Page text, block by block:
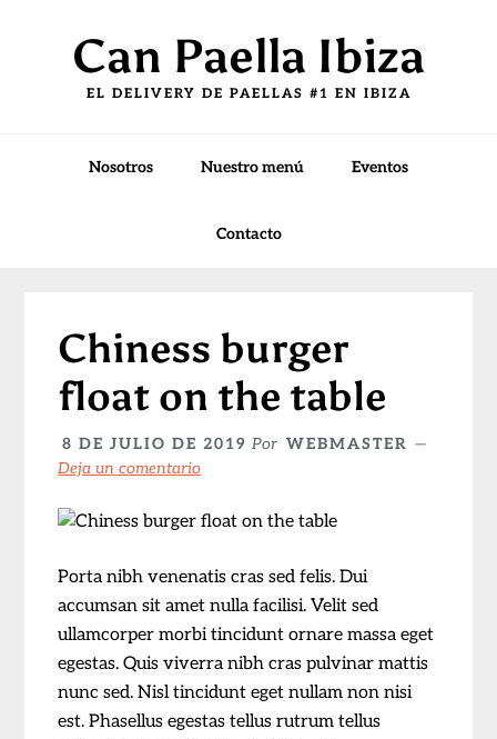
navegación
contenidoCan Paella Ibiza
EL DELIVERY DE PAELLAS #1 EN IBIZA
Nosotros Nuestro menú Eventos
Contacto
Chiness burger
float on the table
8 DE JULIO DE 2019 Por WEBMASTER
Deja un comentario
Porta nibh venenatis cras sed felis. Dui
accumsan sit amet nulla facilisi. Velit sed
ullamcorper morbi tincidunt ornare massa eget
egestas. Quis viverra nibh cras pulvinar mattis
nunc sed. Nisl tincidunt eget nullam non nisi
est. Phasellus egestas tellus rutrum tellus